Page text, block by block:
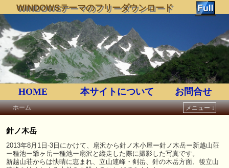
WINDOWSテーマのフリーダウンロード
HOME 本サイトについて お問合せ
ホーム
メニュー ↓
針ノ木岳
2013年8月1日-3日にかけて、扇沢から針ノ木小屋ー針ノ木岳ー新越山荘
ー種池ー爺ヶ岳ー種池ー扇沢と縦走した際に撮影した写真です。
新越山荘からは快晴に恵まれ、立山連峰・剣岳、針の木岳方面、後立山